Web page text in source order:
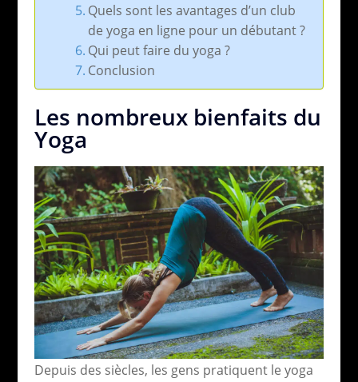
Quels sont les avantages d’un club
de yoga en ligne pour un débutant ?
Qui peut faire du yoga ?
Conclusion
Les nombreux bienfaits du
Yoga
Depuis des siècles, les gens pratiquent le yoga